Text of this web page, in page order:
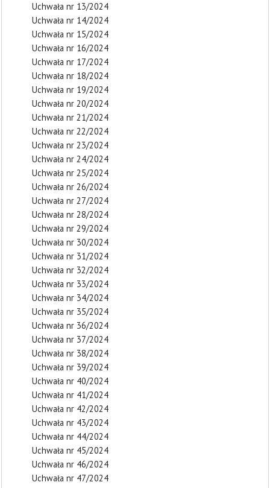
Uchwała nr 13/2024
Uchwała nr 14/2024
Uchwała nr 15/2024
Uchwała nr 16/2024
Uchwała nr 17/2024
Uchwała nr 18/2024
Uchwała nr 19/2024
Uchwała nr 20/2024
Uchwała nr 21/2024
Uchwała nr 22/2024
Uchwała nr 23/2024
Uchwała nr 24/2024
Uchwała nr 25/2024
Uchwała nr 26/2024
Uchwała nr 27/2024
Uchwała nr 28/2024
Uchwała nr 29/2024
Uchwała nr 30/2024
Uchwała nr 31/2024
Uchwała nr 32/2024
Uchwała nr 33/2024
Uchwała nr 34/2024
Uchwała nr 35/2024
Uchwała nr 36/2024
Uchwała nr 37/2024
Uchwała nr 38/2024
Uchwała nr 39/2024
Uchwała nr 40/2024
Uchwała nr 41/2024
Uchwała nr 42/2024
Uchwała nr 43/2024
Uchwała nr 44/2024
Uchwała nr 45/2024
Uchwała nr 46/2024
Uchwała nr 47/2024